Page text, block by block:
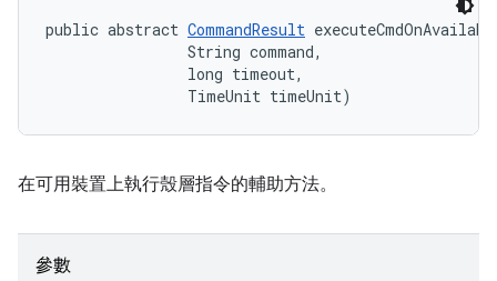
public abstract CommandResult
                String command,
                long timeout,
                TimeUnit timeUnit)
在可用裝置上執行殼層指令的輔助方法。
參數